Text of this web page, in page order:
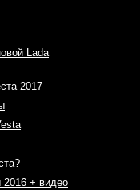
Lada
2017
+ видео